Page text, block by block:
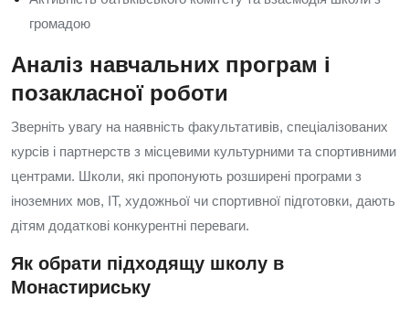
громадою
Аналіз навчальних програм і
позакласної роботи
Зверніть увагу на наявність факультативів, спеціалізованих
курсів і партнерств з місцевими культурними та спортивними
центрами. Школи, які пропонують розширені програми з
іноземних мов, ІТ, художньої чи спортивної підготовки, дають
дітям додаткові конкурентні переваги.
Як обрати підходящу школу в
Монастириську